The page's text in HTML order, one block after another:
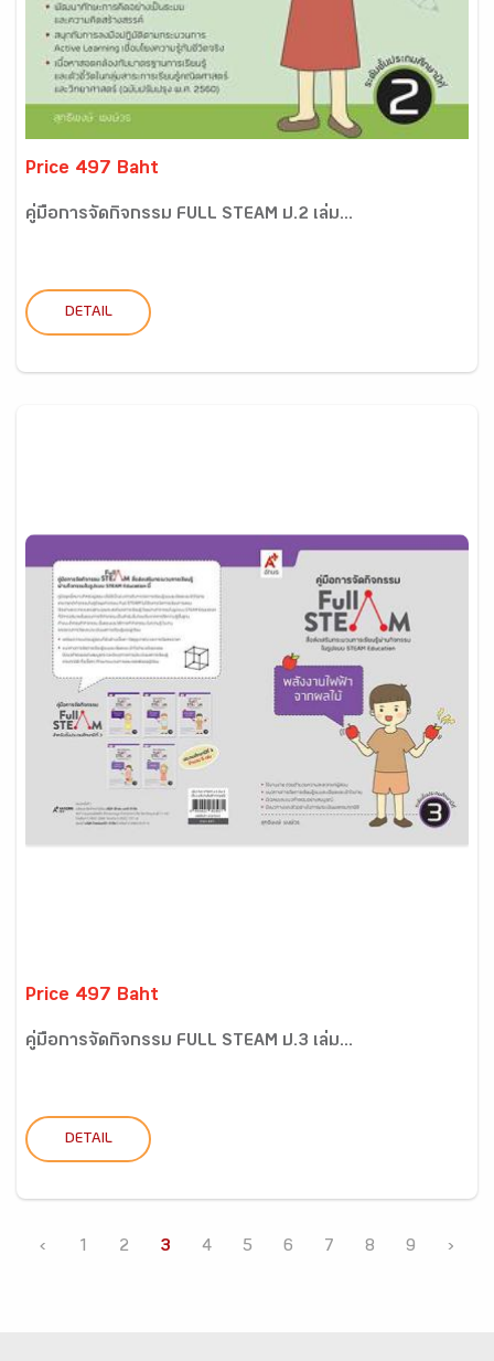
Price 497 Baht
คู่มือการจัดกิจกรรม FULL STEAM ป.2 เล่ม...
DETAIL
Price 497 Baht
คู่มือการจัดกิจกรรม FULL STEAM ป.3 เล่ม...
DETAIL
‹ 1 2 3 4 5 6 7 8 9 ›